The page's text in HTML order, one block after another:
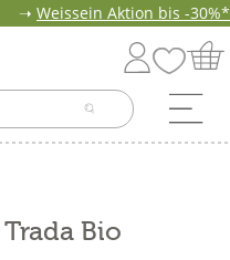
➝ Weissein Aktion bis -30%*
Bio